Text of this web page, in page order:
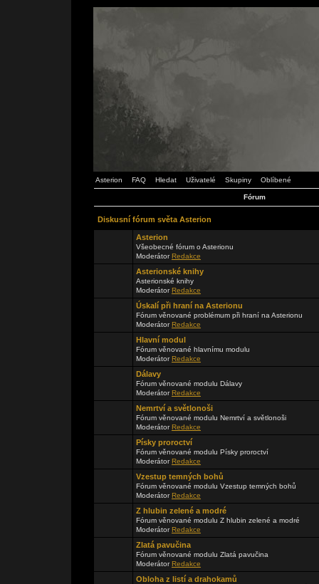
Asterion FAQ Hledat Uživatelé Skupiny Oblíbené
Fórum
Diskusní fórum světa Asterion
Asterion
Všeobecné fórum o Asterionu
ModerátorRedakce
Asterionské knihy
Asterionské knihy
ModerátorRedakce
Úskalí při hraní na Asterionu
Fórum věnované problémum při hraní na Asterionu
ModerátorRedakce
Hlavní modul
Fórum věnované hlavnímu modulu
ModerátorRedakce
Dálavy
Fórum věnované modulu Dálavy
ModerátorRedakce
Nemrtví a světlonoši
Fórum věnované modulu Nemrtví a světlonoši
ModerátorRedakce
Písky proroctví
Fórum věnované modulu Písky proroctví
ModerátorRedakce
Vzestup temných bohů
Fórum věnované modulu Vzestup temných bohů
ModerátorRedakce
Z hlubin zelené a modré
Fórum věnované modulu Z hlubin zelené a modré
ModerátorRedakce
Zlatá pavučina
Fórum věnované modulu Zlatá pavučina
ModerátorRedakce
Obloha z listí a drahokamů